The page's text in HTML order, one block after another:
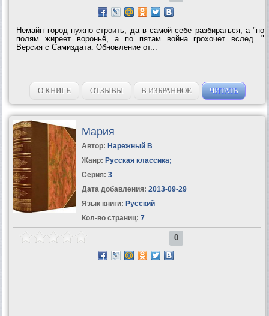
Немайн город нужно строить, да в самой себе разбираться, а "по
полям жиреет вороньё, а по пятам война грохочет вслед…"
Версия с Самиздата. Обновление от...
О КНИГЕ ОТЗЫВЫ В ИЗБРАННОЕ ЧИТАТЬ
Мария
Автор: Нарежный В
Жанр: Русская классика;
Серия: 3
Дата добавления: 2013-09-29
Язык книги: Русский
Кол-во страниц: 7
0